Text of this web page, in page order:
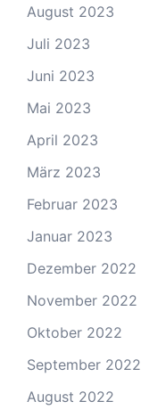
August 2023
Juli 2023
Juni 2023
Mai 2023
April 2023
März 2023
Februar 2023
Januar 2023
Dezember 2022
November 2022
Oktober 2022
September 2022
August 2022